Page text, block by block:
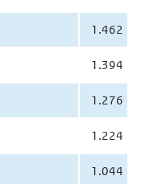
1.462
1.394
1.276
1.224
1.044